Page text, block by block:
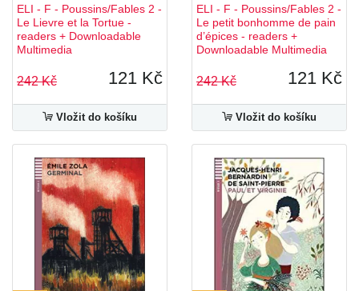
ELI - F - Poussins/Fables 2 -
Le Lievre et la Tortue -
readers + Downloadable
Multimedia
242 Kč 121 Kč
Vložit do košíku
ELI - F - Poussins/Fables 2 -
Le petit bonhomme de pain
d’épices - readers +
Downloadable Multimedia
242 Kč 121 Kč
Vložit do košíku